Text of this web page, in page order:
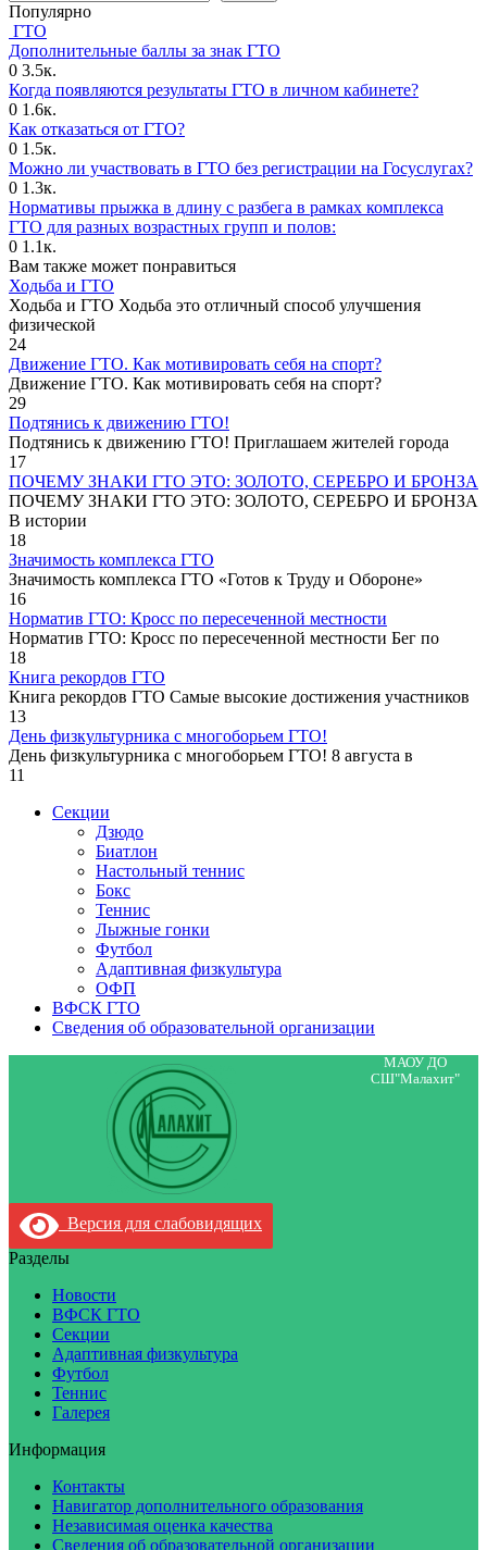
Популярно
ГТО
Дополнительные баллы за знак ГТО
0 3.5к.
Когда появляются результаты ГТО в личном кабинете?
0 1.6к.
Как отказаться от ГТО?
0 1.5к.
Можно ли участвовать в ГТО без регистрации на Госуслугах?
0 1.3к.
Нормативы прыжка в длину с разбега в рамках комплекса
ГТО для разных возрастных групп и полов:
0 1.1к.
Вам также может понравиться
Ходьба и ГТО
Ходьба и ГТО Ходьба это отличный способ улучшения
физической
24
Движение ГТО. Как мотивировать себя на спорт?️
Движение ГТО. Как мотивировать себя на спорт?
29
Подтянись к движению ГТО!
Подтянись к движению ГТО! Приглашаем жителей города
17
ПОЧЕМУ ЗНАКИ ГТО ЭТО: ЗОЛОТО, СЕРЕБРО И БРОНЗА
ПОЧЕМУ ЗНАКИ ГТО ЭТО: ЗОЛОТО, СЕРЕБРО И БРОНЗА
В истории
18
Значимость комплекса ГТО
Значимость комплекса ГТО «Готов к Труду и Обороне»
16
Норматив ГТО: Кросс по пересеченной местности
Норматив ГТО: Кросс по пересеченной местности Бег по
18
Книга рекордов ГТО
Книга рекордов ГТО Самые высокие достижения участников
13
День физкультурника с многоборьем ГТО!
День физкультурника с многоборьем ГТО! 8 августа в
11
Секции
Дзюдо
Биатлон
Настольный теннис
Бокс
Теннис
Лыжные гонки
Футбол
Адаптивная физкультура
ОФП
ВФСК ГТО
Сведения об образовательной организации
МАОУ ДО
СШ"Малахит"
Версия для слабовидящих
Разделы
Новости
ВФСК ГТО
Секции
Адаптивная физкультура
Футбол
Теннис
Галерея
Информация
Контакты
Навигатор дополнительного образования
Независимая оценка качества
Сведения об образовательной организации